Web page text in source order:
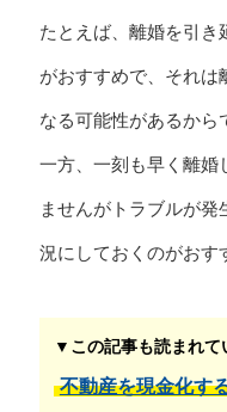
たとえば、離婚を引き
がおすすめで、それは
なる可能性があるから
一方、一刻も早く離婚
ませんがトラブルが
況にしておくのがおす
▼この記事も読まれて
不動産を現金化す